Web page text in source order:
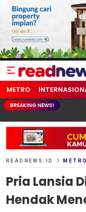
readnews.id
Berita Terkini,
METRO
BREAKING NEWS!
READNEWS.ID
Pria Lansia
Hendak